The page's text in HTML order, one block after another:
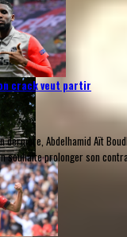
crack veut partir
dernière, Abdelhamid Aït
souhaite prolonger son